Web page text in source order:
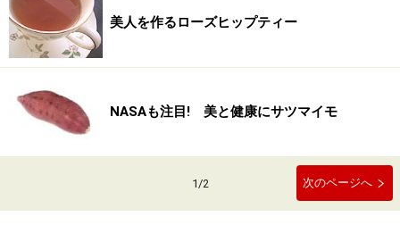
美人を作るローズヒップティー
NASAも注目! 美と健康にサツマイモ
1/2 次のページへ